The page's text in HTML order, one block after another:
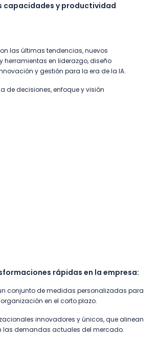
capacidades y productividad
las últimas tendencias, nuevos
herramientas en liderazgo, diseño
y gestión para la era de la IA.
de decisiones, enfoque y visión
rápidas en la empresa:
conjunto de medidas personalizadas para
en el corto plazo.
innovadores y únicos, que alinean
las demandas actuales del mercado.